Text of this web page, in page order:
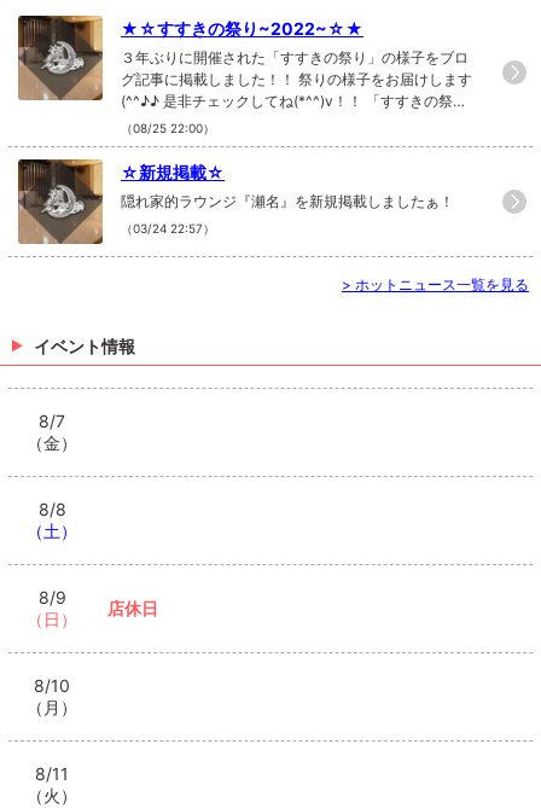
★☆すすきの祭り~2022~☆★
３年ぶりに開催された「すすきの祭り」の様子をブロ
グ記事に掲載しました！！ 祭りの様子をお届けします
(^^♪♪ 是非チェックしてね(*^^)v！！ 「すすきの祭
り」ブログ記事はコチラから！！
（08/25 22:00）
☆新規掲載☆
隠れ家的ラウンジ『瀬名』を新規掲載しましたぁ！
（03/24 22:57）
> ホットニュース一覧を見る
イベント情報
8/7
（金）
8/8
（土）
8/9
（日）
店休日
8/10
（月）
8/11
（火）